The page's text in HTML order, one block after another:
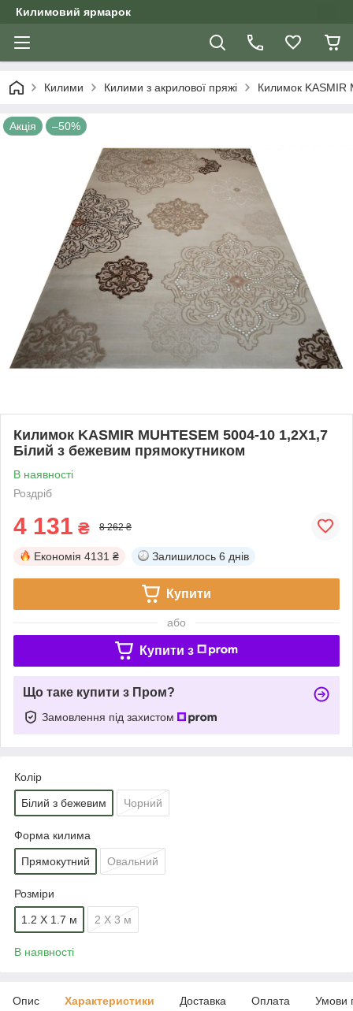
Килимовий ярмарок
Килими Килими з акрилової пряжі Килимок KASMIR
Акція –50%
Килимок KASMIR MUHTESEM 5004-10 1,2Х1,7
Білий з бежевим прямокутником
В наявності
Роздріб
4 131 ₴ 8 262 ₴
Економія 4131 ₴ Залишилось 6 днів
Купити
або
Купити з
Що таке купити з Пром?
Замовлення під захистом
Колір
Білий з бежевим Чорний
Форма килима
Прямокутний Овальний
Розміри
1.2 Х 1.7 м 2 Х 3 м
В наявності
Опис Характеристики Доставка Оплата Умови